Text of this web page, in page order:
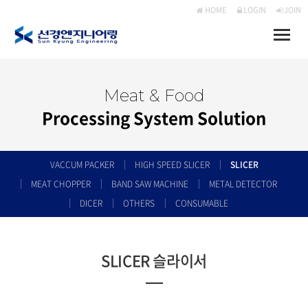
HOME LOGIN JOIN
Toggle
Meat & Food
Processing System Solution
VACCUM PACKER HIGH SPEED SLICER
SLICER
MEAT CHOPPER
BAND SAW MACHINE
METAL DETECTOR
DICER
OTHERS CONSUMABLE
SLICER 슬라이서